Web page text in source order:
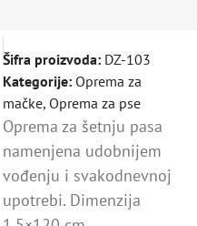
Šifra proizvoda: DZ-103
Kategorije: Oprema za
mačke, Oprema za pse
Oprema za šetnju pasa
namenjena udobnijem
vođenju i svakodnevnoj
upotrebi. Dimenzija